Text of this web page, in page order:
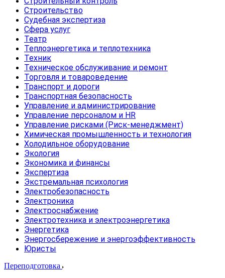
Строительство
Судебная экспертиза
Сфера услуг
Театр
Теплоэнергетика и теплотехника
Техник
Техническое обслуживание и ремонт
Торговля и товароведение
Транспорт и дороги
Транспортная безопасность
Управление и администрирование
Управление персоналом и HR
Управление рисками (Риск-менеджмент)
Химическая промышленность и технология
Холодильное оборудование
Экология
Экономика и финансы
Экспертиза
Экстремальная психология
Электробезопасность
Электроника
Электроснабжение
Электротехника и электроэнергетика
Энергетика
Энергосбережение и энергоэффективность
Юристы
Переподготовка